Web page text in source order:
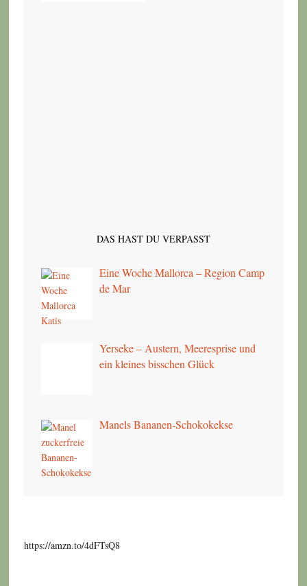
DAS HAST DU VERPASST
Eine Woche Mallorca – Region Camp
de Mar
Yerseke – Austern, Meeresprise und
ein kleines bisschen Glück
Manels Bananen-Schokokekse
https://amzn.to/4dFTsQ8